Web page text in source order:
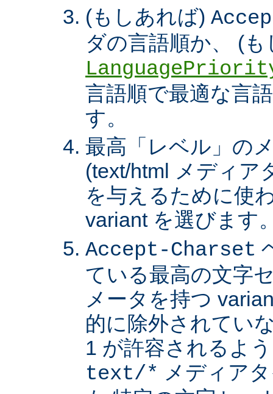
(もしあれば)
ダの言語順か、 (
言語順で最適な言
す。
最高「レベル」の
(text/html メディア
を与えるために使
variant を選びます
Accept-Charset
ている最高の文字
メータを持つ
的に除外されてい
1 が許容されるよ
text/* メディア